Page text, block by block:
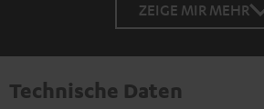
ZEIGE MIR MEHR
Technische Daten